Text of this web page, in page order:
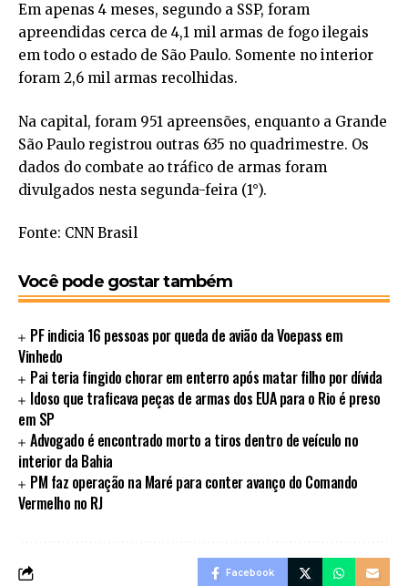
Em apenas 4 meses, segundo a SSP, foram
apreendidas cerca de 4,1 mil armas de fogo ilegais
em todo o estado de São Paulo. Somente no interior
foram 2,6 mil armas recolhidas.
Na capital, foram 951 apreensões, enquanto a Grande
São Paulo registrou outras 635 no quadrimestre. Os
dados do combate ao tráfico de armas foram
divulgados nesta segunda-feira (1°).
Fonte: CNN Brasil
Você pode gostar também
PF indicia 16 pessoas por queda de avião da Voepass em
Vinhedo
Pai teria fingido chorar em enterro após matar filho por dívida
Idoso que traficava peças de armas dos EUA para o Rio é preso
em SP
Advogado é encontrado morto a tiros dentro de veículo no
interior da Bahia
PM faz operação na Maré para conter avanço do Comando
Vermelho no RJ
Facebook